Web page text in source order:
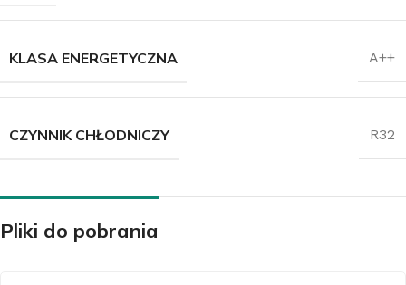
KLASA ENERGETYCZNA A++
CZYNNIK CHŁODNICZY R32
Pliki do pobrania